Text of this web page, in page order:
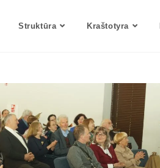
Struktūra Kraštotyra